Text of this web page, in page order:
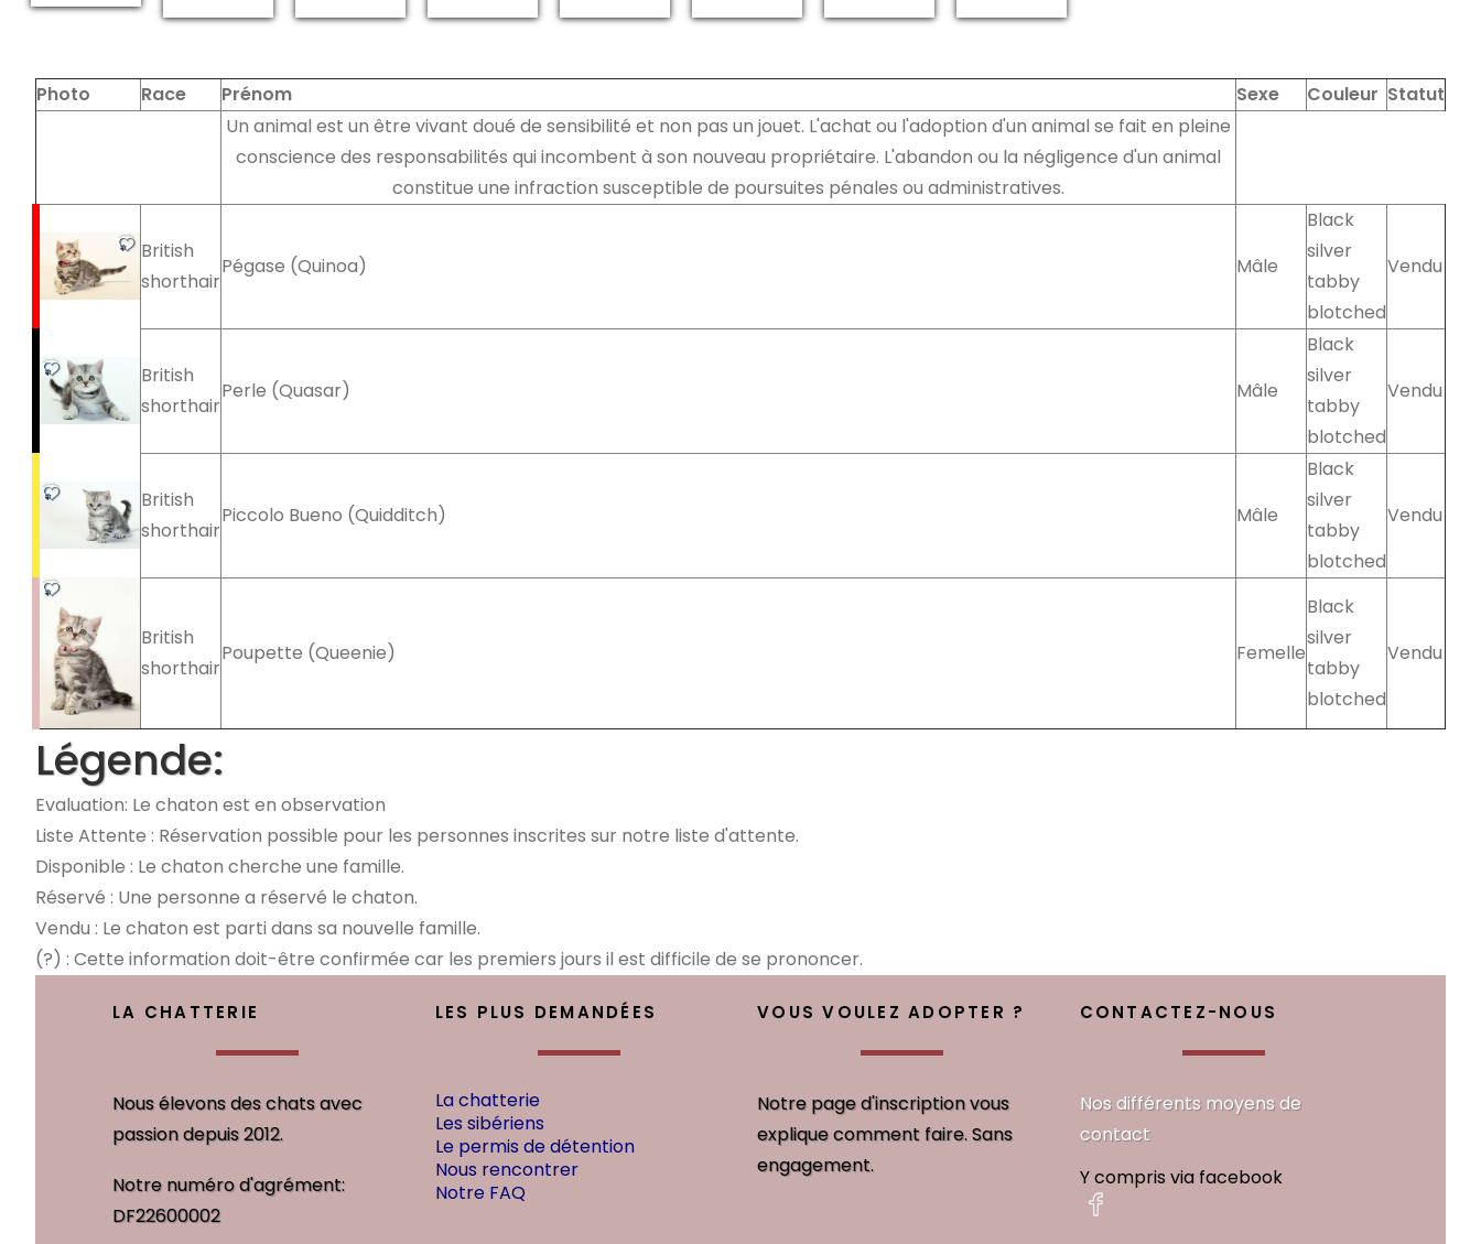
Photo Race Prénom Sexe Couleur Statut
Un animal est un être vivant doué de sensibilité et non pas un jouet. L'achat ou l'adoption d'un animal se fait en pleine
conscience des responsabilités qui incombent à son nouveau propriétaire. L'abandon ou la négligence d'un animal
constitue une infraction susceptible de poursuites pénales ou administratives.
British
shorthair
Pégase (Quinoa) Mâle
Black
silver
tabby
blotched
Vendu
British
shorthair
Perle (Quasar) Mâle
Black
silver
tabby
blotched
Vendu
British
shorthair
Piccolo Bueno (Quidditch) Mâle
Black
silver
tabby
blotched
Vendu
British
shorthair
Poupette (Queenie) Femelle
Black
silver
tabby
blotched
Vendu
Légende:
Evaluation: Le chaton est en observation
Liste Attente : Réservation possible pour les personnes inscrites sur notre liste d'attente.
Disponible : Le chaton cherche une famille.
Réservé : Une personne a réservé le chaton.
Vendu : Le chaton est parti dans sa nouvelle famille.
(?) : Cette information doit-être confirmée car les premiers jours il est difficile de se prononcer.
LA CHATTERIE
Nous élevons des chats avec
passion depuis 2012.
Notre numéro d'agrément:
DF22600002
LES PLUS DEMANDÉES
La chatterie
Les sibériens
Le permis de détention
Nous rencontrer
Notre FAQ
VOUS VOULEZ ADOPTER ?
Notre page d'inscription vous
explique comment faire. Sans
engagement.
CONTACTEZ-NOUS
Nos différents moyens de
contact
Y compris via facebook